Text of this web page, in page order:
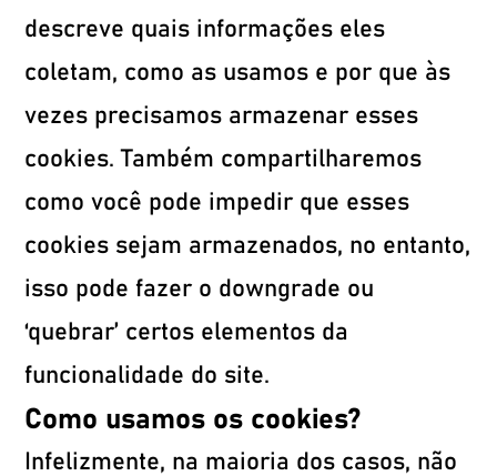
descreve quais informações eles
coletam, como as usamos e por que às
vezes precisamos armazenar esses
cookies. Também compartilharemos
como você pode impedir que esses
cookies sejam armazenados, no entanto,
isso pode fazer o downgrade ou
‘quebrar’ certos elementos da
funcionalidade do site.
Como usamos os cookies?
Infelizmente, na maioria dos casos, não